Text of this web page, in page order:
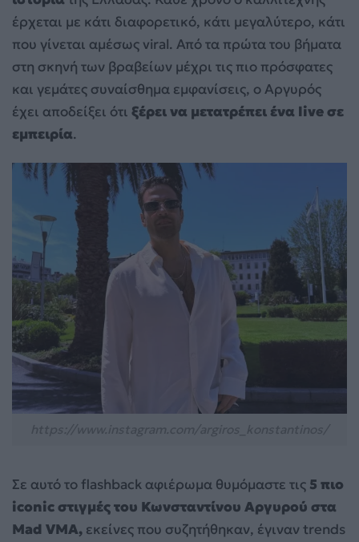
έρχεται με κάτι διαφορετικό, κάτι μεγαλύτερο, κάτι
που γίνεται αμέσως viral. Από τα πρώτα του βήματα
στη σκηνή των βραβείων μέχρι τις πιο πρόσφατες
και γεμάτες συναίσθημα εμφανίσεις, ο Αργυρός
έχει αποδείξει ότι ξέρει να μετατρέπει ένα live σε
εμπειρία.
Σε αυτό το flashback αφιέρωμα θυμόμαστε τις 5 πιο
iconic στιγμές του Κωνσταντίνου Αργυρού στα
Mad VMA, εκείνες που συζητήθηκαν, έγιναν trends